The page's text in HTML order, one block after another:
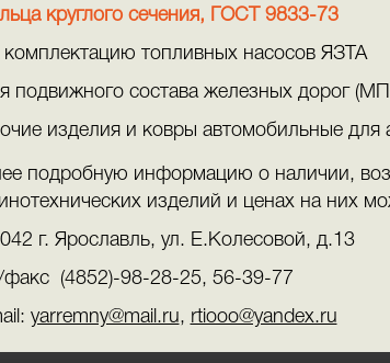
круглого сечения, ГОСТ 9833-73
комплектацию топливных насосов ЯЗТА
подвижного состава железных дорог
изделия и ковры автомобильные для
подробную информацию о наличии,
изделий и ценах на них
г. Ярославль, ул. Е.Колесовой, д.13
факс (4852)-98-28-25, 56-39-77
yarremny@mail.ru, rtiooo@yandex.ru